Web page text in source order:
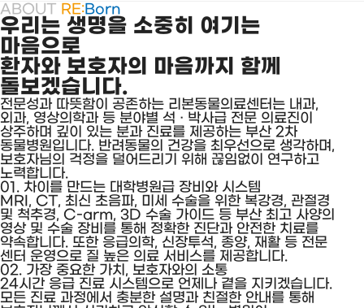
ABOUT RE:Born
우리는 생명을 소중히 여기는
마음으로
환자와 보호자의 마음까지 함께
돌보겠습니다.
전문성과 따뜻함이 공존하는 리본동물의료센터는 내과,
외과, 영상의학과 등 분야별 석 · 박사급 전문 의료진이
상주하며 깊이 있는 분과 진료를 제공하는 부산 2차
동물병원입니다. 반려동물의 건강을 최우선으로 생각하며,
보호자님의 걱정을 덜어드리기 위해 끊임없이 연구하고
노력합니다.
리본동물의료센터
서비스
소개
01.
차이를 만드는 대학병원급 장비와 시스템
MRI, CT, 최신 초음파, 미세 수술을 위한 복강경, 관절경
및 척추경, C-arm, 3D 수술 가이드 등 부산 최고 사양의
영상 및 수술 장비를 통해 정확한 진단과 안전한 치료를
약속합니다. 또한 응급의학, 신장투석, 종양, 재활 등 전문
센터 운영으로 질 높은 의료 서비스를 제공합니다.
02.
가장 중요한 가치, 보호자와의 소통
24시간 응급 진료 시스템으로 언제나 곁을 지키겠습니다.
모든 진료 과정에서 충분한 설명과 친절한 안내를 통해